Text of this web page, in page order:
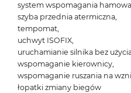
system wspomagania
szyba przednia atermiczna,
tempomat,
uchwyt ISOFIX,
uruchamianie silnika bez
wspomaganie kierownicy,
wspomaganie ruszania na
łopatki zmiany biegów